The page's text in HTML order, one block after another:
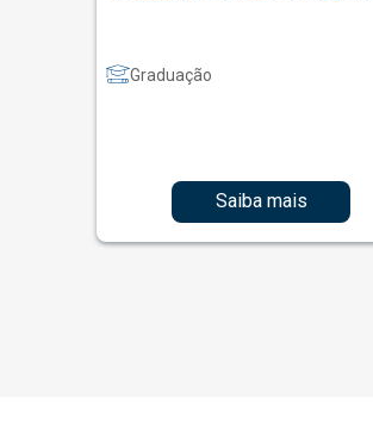
Graduação
Saiba mais